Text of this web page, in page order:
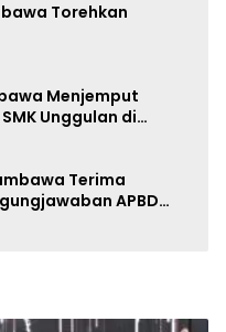
Torehkan
Menjemput
Unggulan di
Terima
APBD
Miliar dan